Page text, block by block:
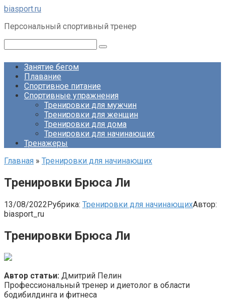
Перейти
контенту
biasport.ru
Персональный спортивный тренер
Занятие бегом
Плавание
Спортивное питание
Спортивные упражнения
Тренировки для мужчин
Тренировки для женщин
Тренировки для дома
Тренировки для начинающих
Тренажеры
Главная » Тренировки для начинающих
Тренировки Брюса Ли
13/08/2022Рубрика: Тренировки для начинающихАвтор:
biasport_ru
Тренировки Брюса Ли
Автор статьи: Дмитрий Пелин
Профессиональный тренер и диетолог в области
бодибилдинга и фитнеса